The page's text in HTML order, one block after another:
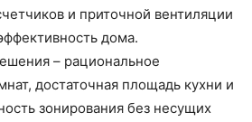
и приточной вентиляции
дома.
– рациональное
достаточная площадь кухни и
зонирования без несущих